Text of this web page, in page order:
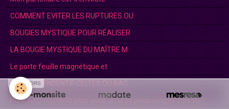
COMMENT EVITER LES RUPTURES OU
BOUGIES MYSTIQUE POUR RÉALISER
LA BOUGIE MYSTIQUE DU MAÎTRE M
Le porte feuille magnétique et
DOUBLE PENDENTIF CELTES OU BAG
Huile ATOTO DAHO pour avoir un Gros pénis long et Trés fort.
SPONSORS